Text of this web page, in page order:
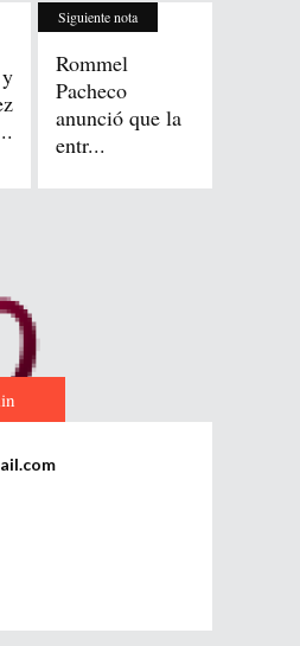
Siguiente nota
Rommel
Pacheco
anunció que la
entr...